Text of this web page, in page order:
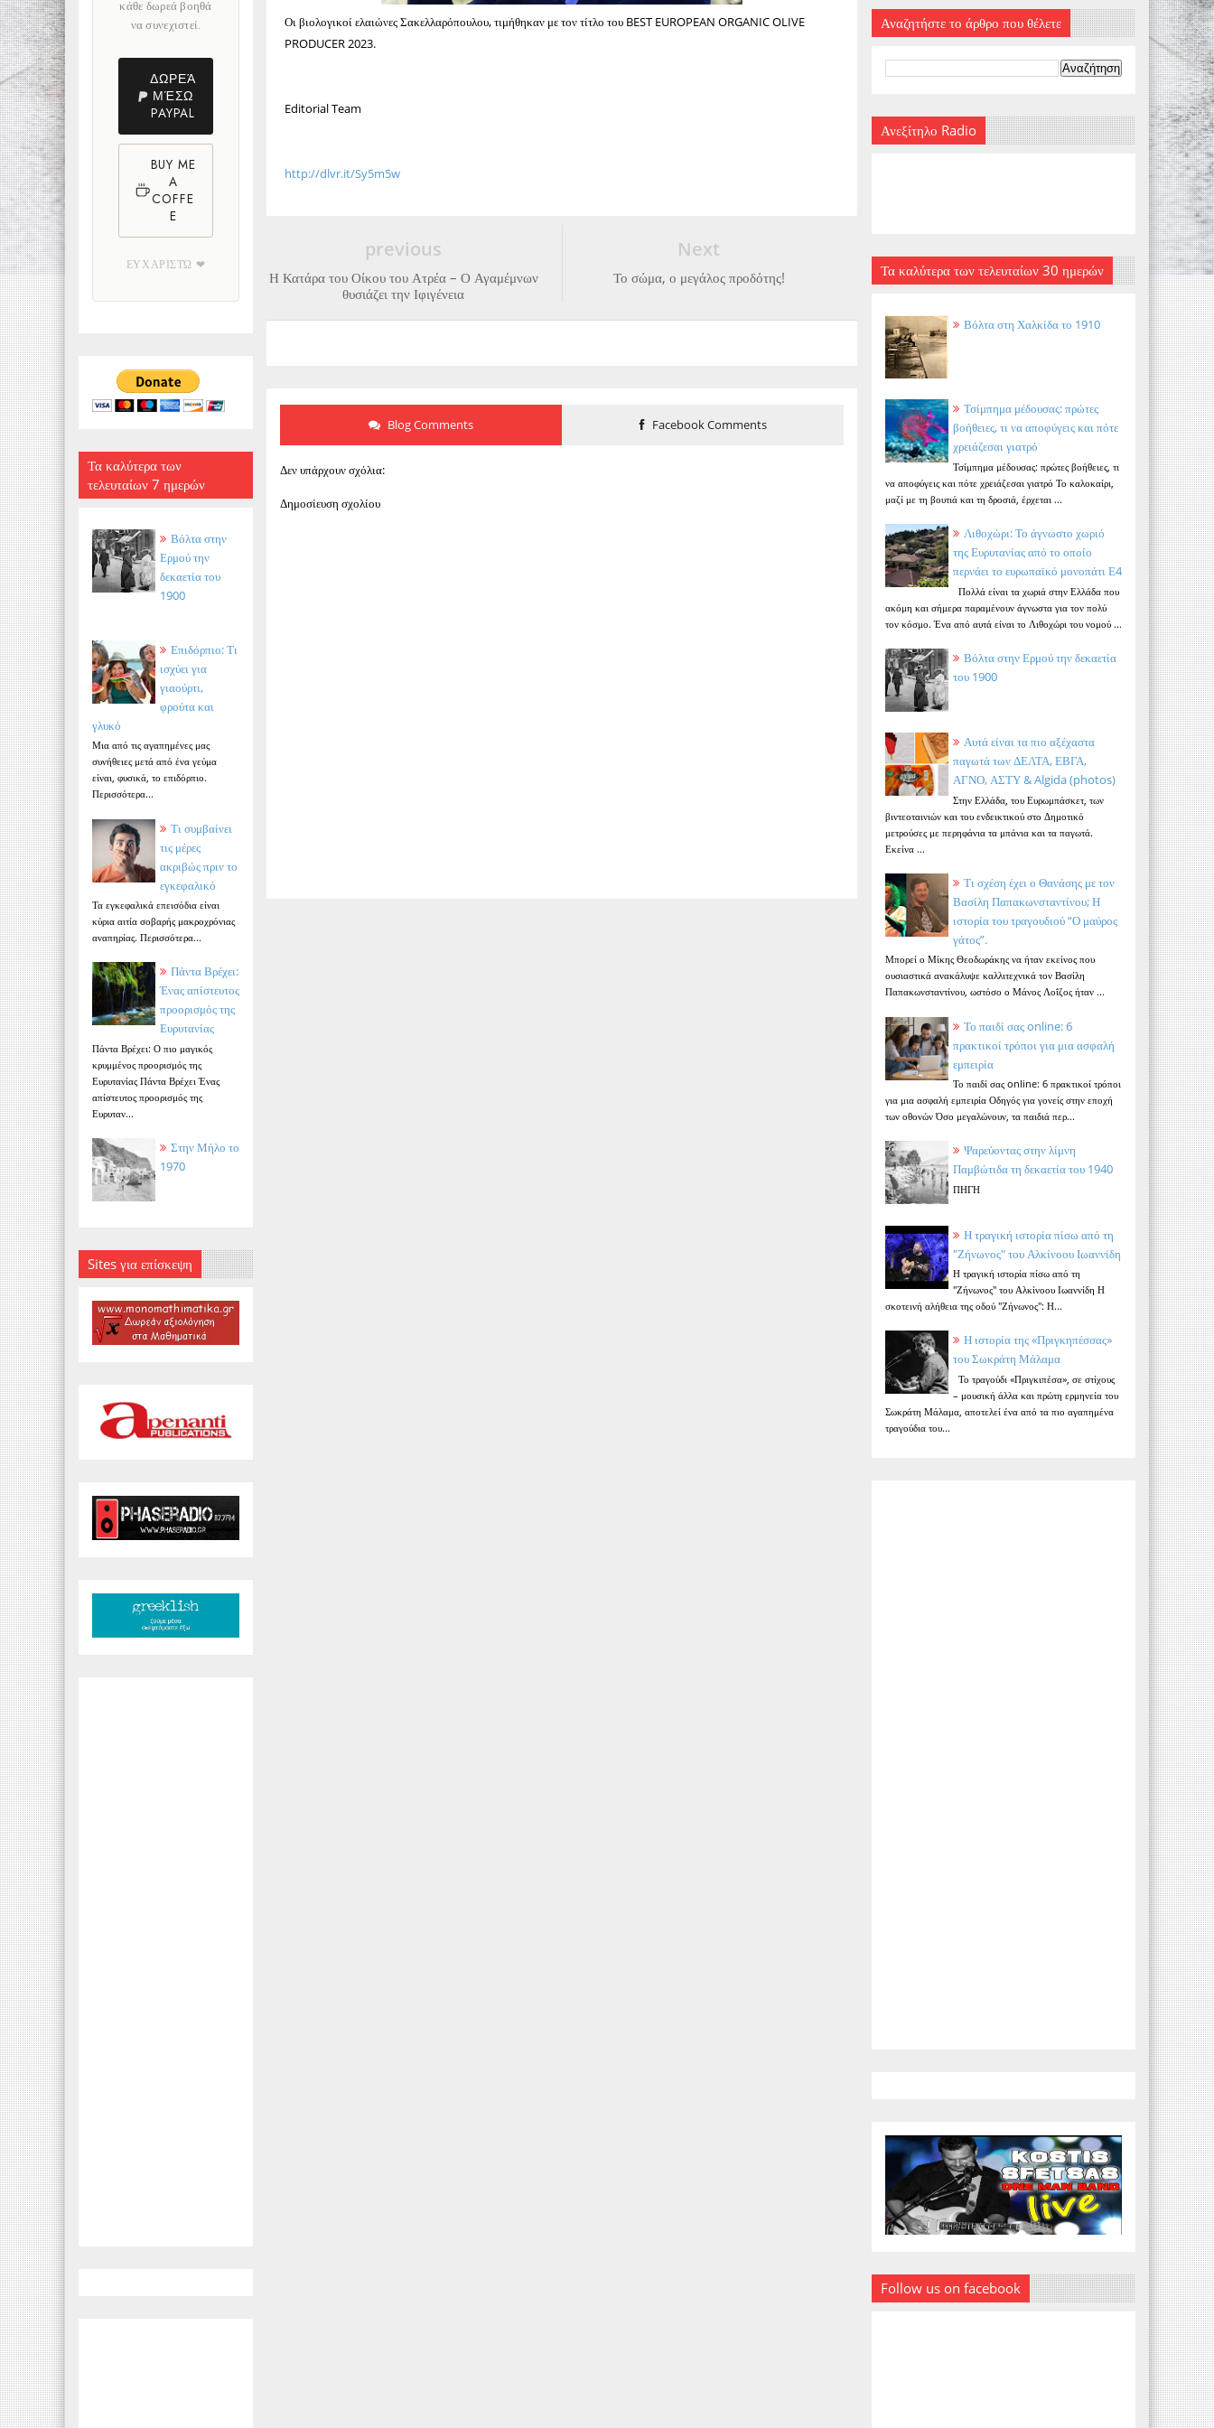
κάθε δωρεά βοηθά
να συνεχιστεί.
ΔΩΡΕΆ
ΜΈΣΩ
PAYPAL
BUY ME
A
COFFE
E
ΕΥΧΑΡΙΣΤΏ ❤
Τα καλύτερα των
τελευταίων 7 ημερών
Βόλτα στην
Ερμού την
δεκαετία του
1900
Επιδόρπιο: Τι
ισχύει για
γιαούρτι,
φρούτα και
γλυκό
Μια από τις αγαπημένες μας
συνήθειες μετά από ένα γεύμα
είναι, φυσικά, το επιδόρπιο.
Περισσότερα...
Τι συμβαίνει
τις μέρες
ακριβώς πριν το
εγκεφαλικό
Τα εγκεφαλικά επεισόδια είναι
κύρια αιτία σοβαρής μακροχρόνιας
αναπηρίας. Περισσότερα...
Πάντα Βρέχει:
Ένας απίστευτος
προορισμός της
Ευρυτανίας
Πάντα Βρέχει: Ο πιο μαγικός
κρυμμένος προορισμός της
Ευρυτανίας Πάντα Βρέχει Ένας
απίστευτος προορισμός της
Ευρυταν...
Στην Μήλο το
1970
Sites για επίσκεψη
Οι βιολογικοί ελαιώνες Σακελλαρόπουλου, τιμήθηκαν με τον τίτλο του BEST EUROPEAN ORGANIC OLIVE
PRODUCER 2023.
Editorial Team
http://dlvr.it/Sy5m5w
Next
Το σώμα, ο μεγάλος προδότης!
previous
Η Κατάρα του Οίκου του Ατρέα – Ο Αγαμέμνων
θυσιάζει την Ιφιγένεια
Blog Comments Facebook Comments
Δεν υπάρχουν σχόλια:
Δημοσίευση σχολίου
Αναζητήστε το άρθρο που θέλετε
Ανεξίτηλο Radio
Τα καλύτερα των τελευταίων 30 ημερών
Βόλτα στη Χαλκίδα το 1910
Τσίμπημα μέδουσας: πρώτες
βοήθειες, τι να αποφύγεις και πότε
χρειάζεσαι γιατρό
Τσίμπημα μέδουσας: πρώτες βοήθειες, τι
να αποφύγεις και πότε χρειάζεσαι γιατρό Το καλοκαίρι,
μαζί με τη βουτιά και τη δροσιά, έρχεται ...
Λιθοχώρι: Το άγνωστο χωριό
της Ευρυτανίας από το οποίο
περνάει το ευρωπαϊκό μονοπάτι Ε4
Πολλά είναι τα χωριά στην Ελλάδα που
ακόμη και σήμερα παραμένουν άγνωστα για τον πολύ
τον κόσμο. Ένα από αυτά είναι το Λιθοχώρι του νομού ...
Βόλτα στην Ερμού την δεκαετία
του 1900
Αυτά είναι τα πιο αξέχαστα
παγωτά των ΔΕΛΤΑ, ΕΒΓΑ,
ΑΓΝΟ, ΑΣΤΥ & Algida (photos)
Στην Ελλάδα, του Ευρωμπάσκετ, των
βιντεοταινιών και του ενδεικτικού στο Δημοτικό
μετρούσες με περηφάνια τα μπάνια και τα παγωτά.
Εκείνα ...
Τι σχέση έχει ο Θανάσης με τον
Βασίλη Παπακωνσταντίνου; Η
ιστορία του τραγουδιού “Ο μαύρος
γάτος”.
Μπορεί ο Μίκης Θεοδωράκης να ήταν εκείνος που
ουσιαστικά ανακάλυψε καλλιτεχνικά τον Βασίλη
Παπακωνσταντίνου, ωστόσο ο Μάνος Λοΐζος ήταν ...
Το παιδί σας online: 6
πρακτικοί τρόποι για μια ασφαλή
εμπειρία
Το παιδί σας online: 6 πρακτικοί τρόποι
για μια ασφαλή εμπειρία Οδηγός για γονείς στην εποχή
των οθονών Όσο μεγαλώνουν, τα παιδιά περ...
Ψαρεύοντας στην λίμνη
Παμβώτιδα τη δεκαετία του 1940
ΠΗΓΗ
Η τραγική ιστορία πίσω από τη
"Ζήνωνος" του Αλκίνοου Ιωαννίδη
Η τραγική ιστορία πίσω από τη
"Ζήνωνος" του Αλκίνοου Ιωαννίδη Η
σκοτεινή αλήθεια της οδού "Ζήνωνος": Η...
Η ιστορία της «Πριγκηπέσσας»
του Σωκράτη Μάλαμα
Το τραγούδι «Πριγκιπέσα», σε στίχους
– μουσική άλλα και πρώτη ερμηνεία του
Σωκράτη Μάλαμα, αποτελεί ένα από τα πιο αγαπημένα
τραγούδια του...
Follow us on facebook